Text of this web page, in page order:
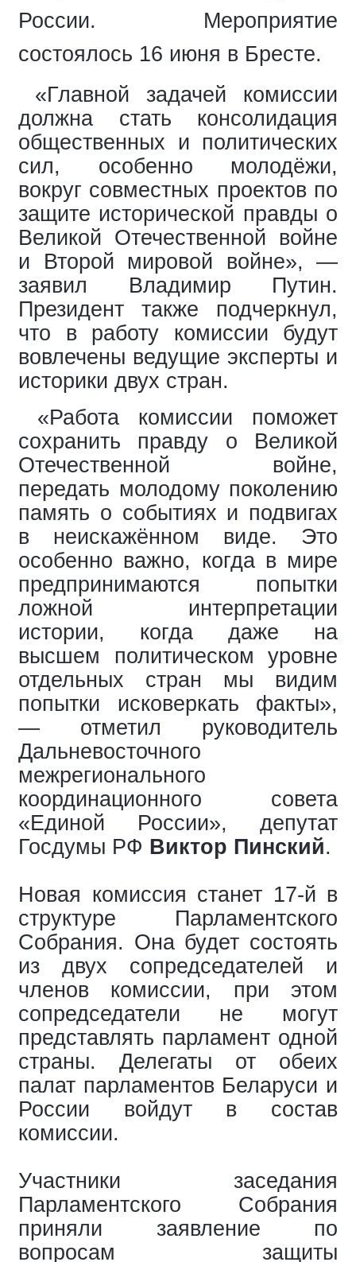
России. Мероприятие
состоялось 16 июня в Бресте.
«Главной задачей комиссии
должна стать консолидация
общественных и политических
сил, особенно молодёжи,
вокруг совместных проектов по
защите исторической правды о
Великой Отечественной войне
и Второй мировой войне», —
заявил Владимир Путин.
Президент также подчеркнул,
что в работу комиссии будут
вовлечены ведущие эксперты и
историки двух стран.
«Работа комиссии поможет
сохранить правду о Великой
Отечественной войне,
передать молодому поколению
память о событиях и подвигах
в неискажённом виде. Это
особенно важно, когда в мире
предпринимаются попытки
ложной интерпретации
истории, когда даже на
высшем политическом уровне
отдельных стран мы видим
попытки исковеркать факты»,
— отметил руководитель
Дальневосточного
межрегионального
координационного совета
«Единой России», депутат
Госдумы РФ Виктор Пинский.
Новая комиссия станет 17-й в
структуре Парламентского
Собрания. Она будет состоять
из двух сопредседателей и
членов комиссии, при этом
сопредседатели не могут
представлять парламент одной
страны. Делегаты от обеих
палат парламентов Беларуси и
России войдут в состав
комиссии.
Участники заседания
Парламентского Собрания
приняли заявление по
вопросам защиты